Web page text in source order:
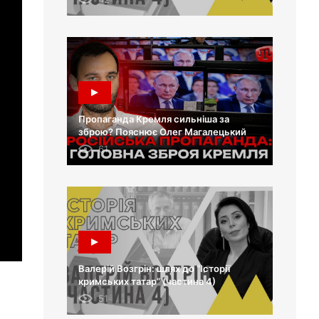
Пропаганда Кремля сильніша за
зброю? Пояснює Олег Магалецький
61
Валерій Возгрін: шлях до “Історії
кримських татар” (частина 4)
51